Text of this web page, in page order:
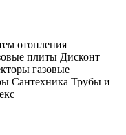
отопления
плиты Дисконт
газовые
Сантехника Трубы и